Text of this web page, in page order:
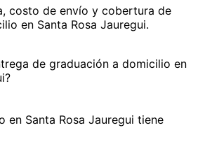
costo de envío y cobertura de
en Santa Rosa Jauregui.
de graduación a domicilio en
en Santa Rosa Jauregui tiene